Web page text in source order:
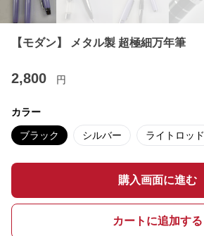
【モダン】 メタル製 超極細万年筆
2,800 円
カラー
ブラック シルバー ライトロッド
購入画面に進む
カートに追加する